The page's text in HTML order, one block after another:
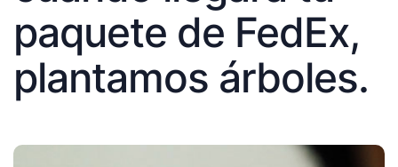
paquete de FedEx,
plantamos árboles.